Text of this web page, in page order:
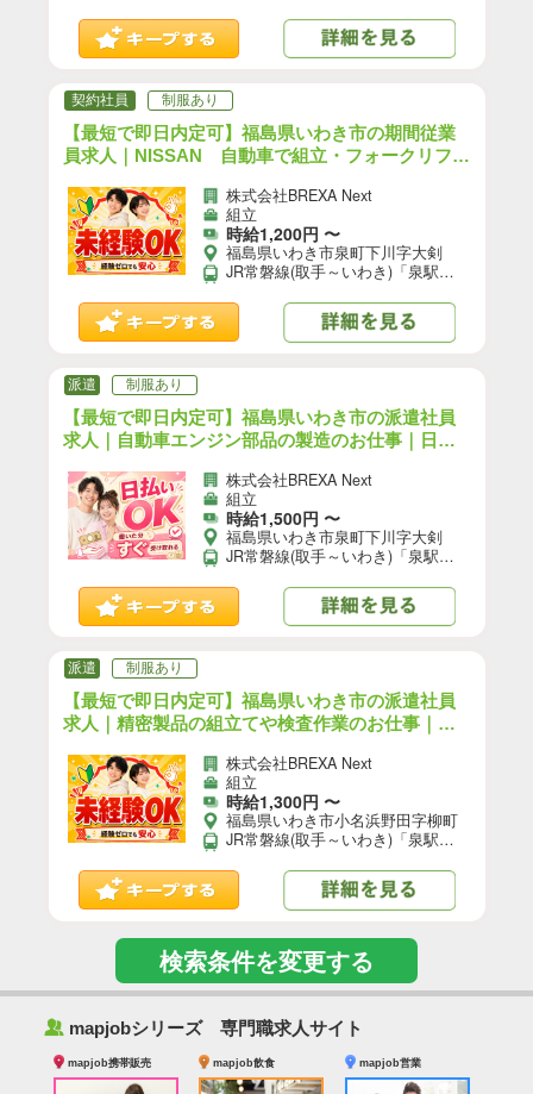
契約社員 制服あり
【最短で即日内定可】福島県いわき市の期間従業
員求人｜NISSAN 自動車で組立・フォークリフト
いわき)「泉駅」車15分 【自動車】【3】/F16-130
77-01
株式会社BREXA Next
組立
時給1,200円 〜
福島県いわき市泉町下川字大剣
JR常磐線(取手～いわき)「泉駅」車15分 ※常磐自動車道 いわき勿来ICから車で15分 ★工場敷地内に無料駐車場あり
派遣 制服あり
【最短で即日内定可】福島県いわき市の派遣社員
求人｜自動車エンジン部品の製造のお仕事｜日払
き)「泉駅」車15分 【自動車】【1】/F16-13087-0
2
株式会社BREXA Next
組立
時給1,500円 〜
福島県いわき市泉町下川字大剣
JR常磐線(取手～いわき)「泉駅」車15分 ※常磐自動車道いわき勿来ICから車で15分 ★工場敷地内に無料駐車場あり
派遣 制服あり
【最短で即日内定可】福島県いわき市の派遣社員
求人｜精密製品の組立てや検査作業のお仕事｜日
わき)「泉駅」車15分 【1】/F16-13230-05
株式会社BREXA Next
組立
時給1,300円 〜
福島県いわき市小名浜野田字柳町
JR常磐線(取手～いわき)「泉駅」車15分 ※常磐道湯本ICから車で20分 ★工場敷地外に無料駐車場あり
検索条件を変更する
‰ mapjobシリーズ 専門職求人サイト
mapjob携帯販売 mapjob飲食 mapjob営業